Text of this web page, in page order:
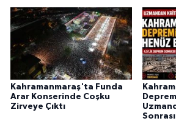
Kahramanmaraş'ta Funda
Arar Konserinde Coşku
Zirveye Çıktı
TARİH
Genel
Politika